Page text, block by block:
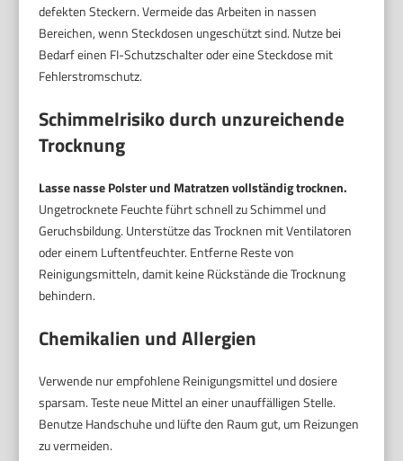
defekten Steckern. Vermeide das Arbeiten in nassen
Bereichen, wenn Steckdosen ungeschützt sind. Nutze bei
Bedarf einen FI-Schutzschalter oder eine Steckdose mit
Fehlerstromschutz.
Schimmelrisiko durch unzureichende
Trocknung
Lasse nasse Polster und Matratzen vollständig trocknen.
Ungetrocknete Feuchte führt schnell zu Schimmel und
Geruchsbildung. Unterstütze das Trocknen mit Ventilatoren
oder einem Luftentfeuchter. Entferne Reste von
Reinigungsmitteln, damit keine Rückstände die Trocknung
behindern.
Chemikalien und Allergien
Verwende nur empfohlene Reinigungsmittel und dosiere
sparsam. Teste neue Mittel an einer unauffälligen Stelle.
Benutze Handschuhe und lüfte den Raum gut, um Reizungen
zu vermeiden.